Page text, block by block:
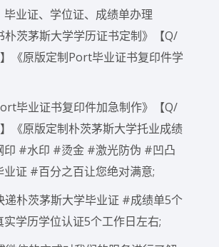
毕业证、学位证、成绩单办理
朴茨茅斯大学学历证书定制》【Q/
《原版定制Port毕业证书复印件学
毕业证书复印件加急制作》【Q/
《原版定制朴茨茅斯大学托业成绩
印 #水印 #烫金 #激光防伪 #凹凸
证 #百分之百让您绝对满意;
朴茨茅斯大学毕业证 #成绩单5个
学历学位认证5个工作日左右;